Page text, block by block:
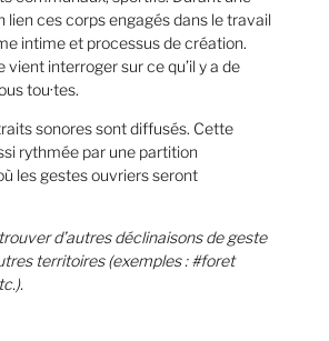
lien ces corps engagés dans le travail
intime et processus de création.
interroger sur ce qu’il y a de
tou·tes.
sonores sont diffusés. Cette
rythmée par une partition
les gestes ouvriers seront
d’autres déclinaisons de geste
territoires (exemples : #foret